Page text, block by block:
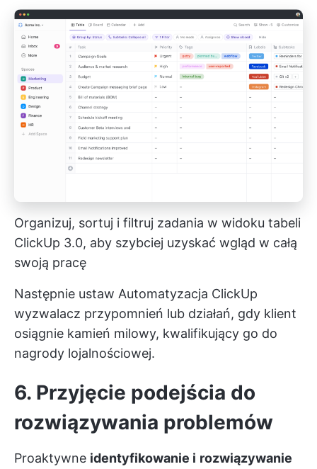
Organizuj, sortuj i filtruj zadania w widoku tabeli
ClickUp 3.0, aby szybciej uzyskać wgląd w całą
swoją pracę
Następnie ustaw Automatyzacja ClickUp
wyzwalacz przypomnień lub działań, gdy klient
osiągnie kamień milowy, kwalifikujący go do
nagrody lojalnościowej.
6. Przyjęcie podejścia do
rozwiązywania problemów
Proaktywne identyfikowanie i rozwiązywanie